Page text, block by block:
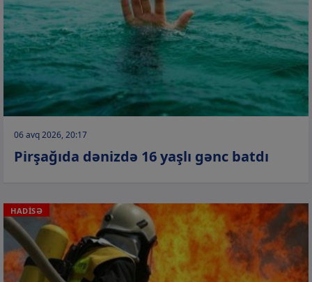
06 avq 2026, 20:17
Pirşağıda dənizdə 16 yaşlı gənc batdı
HADİSƏ